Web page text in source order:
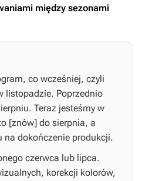
między sezonami
co wcześniej, czyli
listopadzie. Poprzednio
Teraz jesteśmy w
[znów] do sierpnia, a
na dokończenie produkcji.
czerwca lub lipca.
korekcji kolorów,